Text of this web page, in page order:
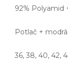
92% Polyamid
Potlač + modrá
36, 38, 40, 42,